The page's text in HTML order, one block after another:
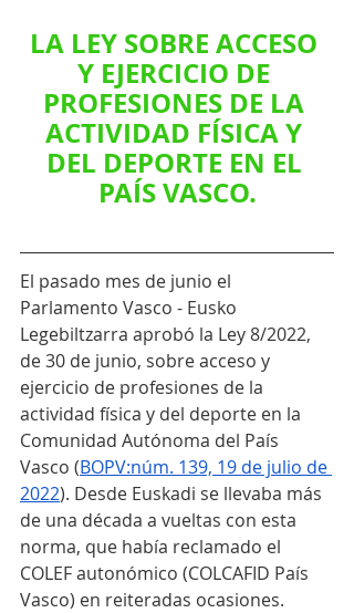
LA LEY SOBRE ACCESO
Y EJERCICIO DE
PROFESIONES DE LA
ACTIVIDAD FÍSICA Y
DEL DEPORTE EN EL
PAÍS VASCO.
El pasado mes de junio el
Parlamento Vasco - Eusko
Legebiltzarra aprobó la Ley 8/2022,
de 30 de junio, sobre acceso y
ejercicio de profesiones de la
actividad física y del deporte en la
Comunidad Autónoma del País
Vasco (BOPV:núm. 139, 19 de julio de
2022). Desde Euskadi se llevaba más
de una década a vueltas con esta
norma, que había reclamado el
COLEF autonómico (COLCAFID País
Vasco) en reiteradas ocasiones.